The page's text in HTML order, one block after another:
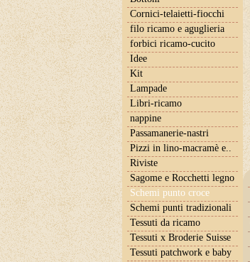
Cornici-telaietti-fiocchi
filo ricamo e aguglieria
forbici ricamo-cucito
Idee
Kit
Lampade
Libri-ricamo
nappine
Passamanerie-nastri
Pizzi in lino-macramè e..
Riviste
Sagome e Rocchetti legno
Schemi punto croce
Schemi punti tradizionali
Tessuti da ricamo
Tessuti x Broderie Suisse
Tessuti patchwork e baby